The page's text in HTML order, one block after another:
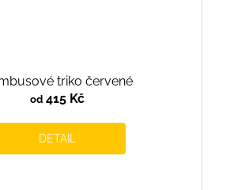
triko červené
od415 Kč
DETAIL